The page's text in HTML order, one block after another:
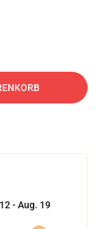
- Aug. 19